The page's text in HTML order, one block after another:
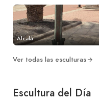
Alcalá
Ver todas las esculturas
Escultura del Día